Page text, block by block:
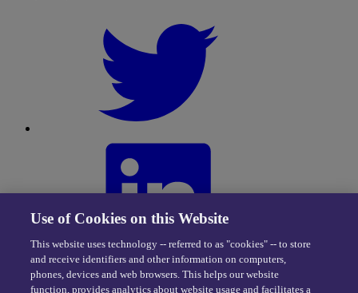
Use of Cookies on this Website
This website uses technology -- referred to as "cookies" -- to store
and receive identifiers and other information on computers,
phones, devices and web browsers. This helps our website
function, provides analytics about website usage and facilitates a